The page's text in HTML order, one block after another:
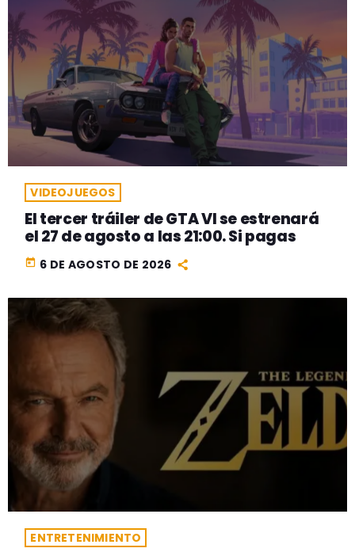
VIDEOJUEGOS
El tercer tráiler de GTA VI se estrenará
el 27 de agosto a las 21:00. Si pagas
today 6 DE AGOSTO DE 2026
ENTRETENIMIENTO